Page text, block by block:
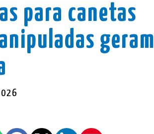
para canetas
geram